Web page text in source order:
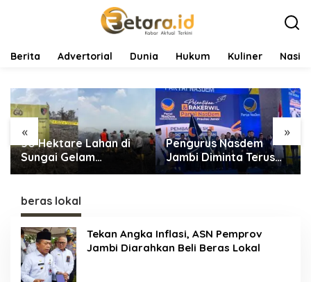
Berita Advertorial Dunia Hukum Kuliner
« »
50 Hektare Lahan di
Sungai Gelam
Terbakar, Ratusan
Water Bombing
Dikerahkan Lakukan
Pemadaman
Pengurus Nasdem
Jambi Diminta Terus
Bekerja dan
beras lokal
Tekan Angka Inflasi, ASN Pemprov
Jambi Diarahkan Beli Beras Lokal